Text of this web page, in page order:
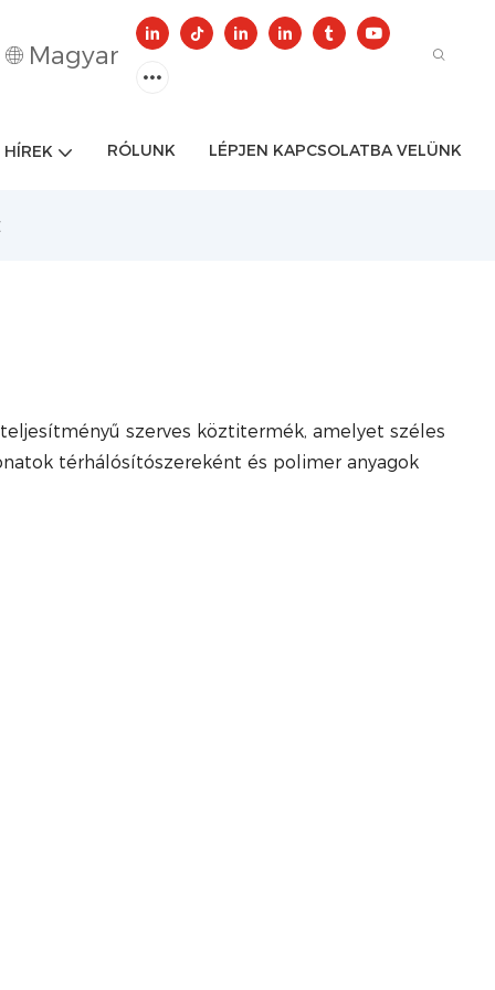
Magyar
HÍREK RÓLUNK LÉPJEN KAPCSOLATBA VELÜNK
szerves köztitermék, amelyet széles
térhálósítószereként és polimer anyagok